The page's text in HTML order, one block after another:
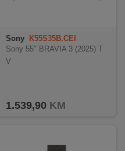
Sony
K55S35B.CEI
Sony 55" BRAVIA 3 (2025) T
V
1.539,90 KM